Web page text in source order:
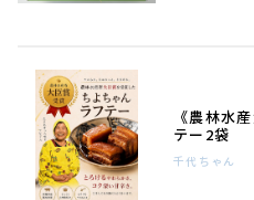
《農林水
テー2袋
千代ちゃん